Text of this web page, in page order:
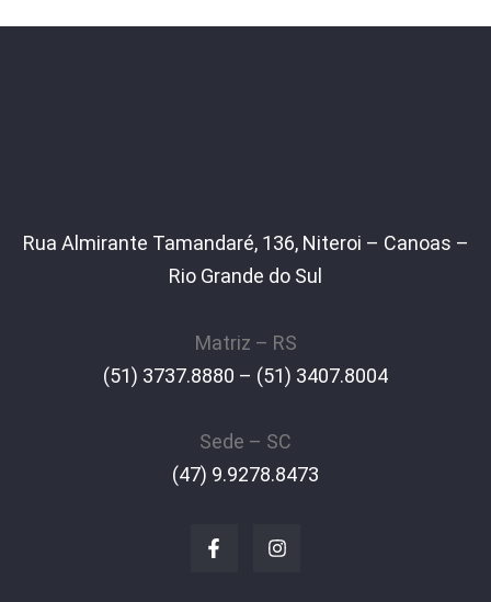
Rua Almirante Tamandaré, 136, Niteroi – Canoas –
Rio Grande do Sul
Matriz – RS
(51) 3737.8880 – (51) 3407.8004
Sede – SC
(47) 9.9278.8473